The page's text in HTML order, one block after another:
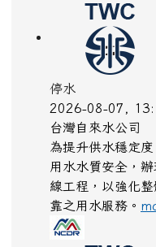
停水
2026-08-07,
台灣自來水公司
為提升供水穩定
用水水質安全，
線工程，以強化
靠之用水服務。